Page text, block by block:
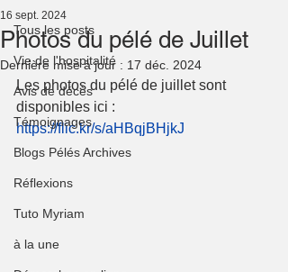
Tous les posts
Vie de l'hospitalité
Avis de décès
Témoignages
Blogs Pélés Archives
Réflexions
Tuto Myriam
à la une
Photos du pélé de Juillet
16 sept. 2024
Dernière mise à jour : 17 déc. 2024
Les photos du pélé de juillet sont
disponibles ici :
https://flic.kr/s/aHBqjBHjkJ